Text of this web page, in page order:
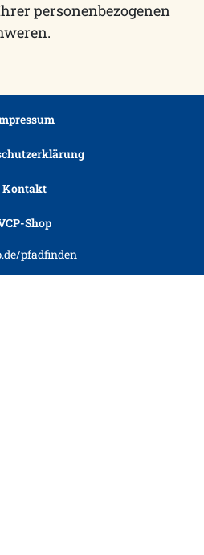
personenbezogenen
Kontakt
Shop
pfadfinden